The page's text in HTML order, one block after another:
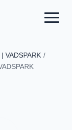
VADSPARK /